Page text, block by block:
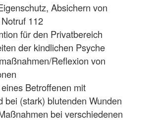
Absichern von
112
für den Privatbereich
der kindlichen Psyche
Reflexion von
Betroffenen mit
bei (stark) blutenden Wunden
bei verschiedenen